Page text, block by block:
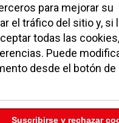
MAGAZINE SERVICIOS
del Club